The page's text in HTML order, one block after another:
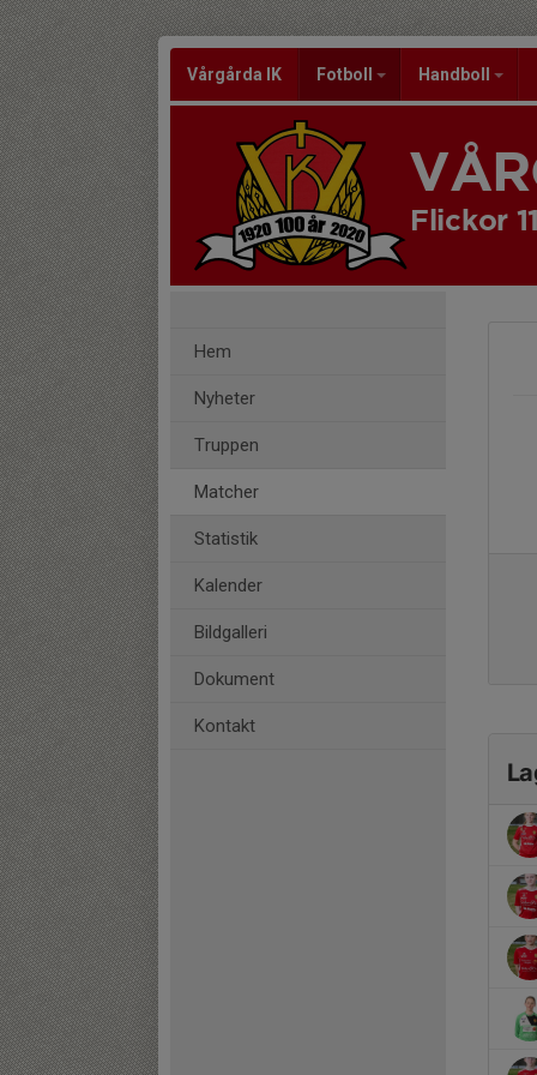
Vårgårda IK Fotboll Handboll
Flickor
Hem
Nyheter
Truppen
Matcher
Statistik
Kalender
Bildgalleri
Dokument
Kontakt